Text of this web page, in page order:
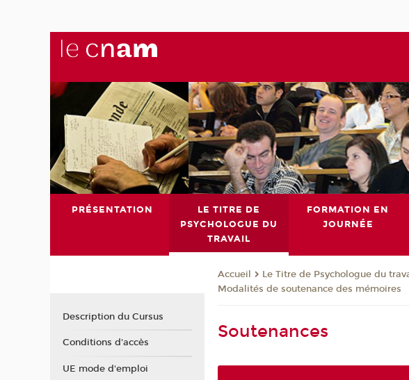
PRÉSENTATION
LE TITRE DE
PSYCHOLOGUE DU
TRAVAIL
FORMATION EN
JOURNÉE
Accueil
Le Titre de Psychologue du
Modalités de soutenance des mémoires
Soutenances
Description du Cursus
Conditions d'accès
UE mode d'emploi